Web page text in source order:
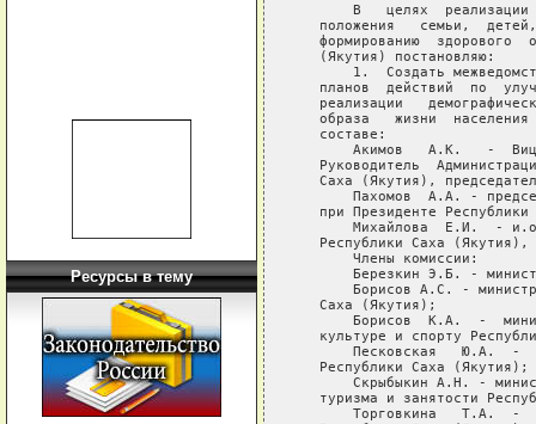
Ресурсы в тему
В   целях
положения   семьи,
формированию  здорового
   (Якутия) постановляю:
1.  Создать
планов  действий  по
реализации
образа   жизни
   составе:
Акимов   А.К.   -
Руководитель
Саха (Якутия),
Пахомов  А.А. -
при Президенте
Михайлова  Е.И.  -
Республики Саха (Якутия),
       Члены комиссии:
Березкин Э.Б. -
Борисов А.С. -
   Саха (Якутия);
Борисов  К.А.  -
культуре и спорту
Песковская   Ю.А.  -
   Республики Саха (Якутия);
Скрыбыкин А.Н. -
туризма и занятости
Торговкина   Т.А.  -